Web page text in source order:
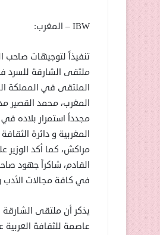
IBW – المغرب:
تنفيذاً لتوجيهات
ملتقى الشارقة للسرد
الملتقى في المملكة
المغرب، محمد القصير
مجدداً استمرار بلاده في
المغربية و دائرة
مراكش، كما أكد
القادم، شاكراً جهود
في كافة مجالات الأدب
يذكر أن ملتقى الشارقة